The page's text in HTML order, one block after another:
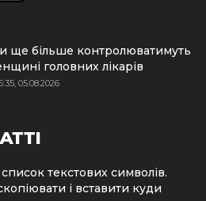
ще більше контролюватимуть
головних лікарів
05.08.2026
текстових символів.
і вставити куди